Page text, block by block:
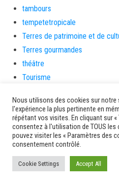
tambours
tempetetropicale
Terres de patrimoine et de
Terres gourmandes
théâtre
Tourisme
tradition
Transition Energétique
Transport et routes
Travail
Travaux
Travaux THD
Nous utilisons des cookies sur notre
l'expérience la plus pertinente en
répétant vos visites. En cliquant sur
consentez à l'utilisation de TOUS les
pouvez visiter les « Paramètres des
consentement contrôlé.
Cookie Settings Accept All